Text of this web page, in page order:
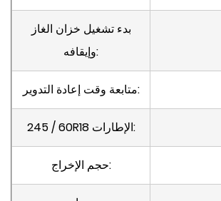
بدء تشغيل خزان الغاز
وإيقافه:
متابعة وقت إعادة التدوير:
245 / 60R18 الإطارات:
حجم الإخراج: